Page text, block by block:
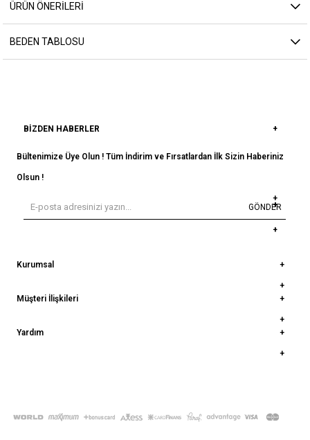
ÜRÜN ÖNERILERI
BEDEN TABLOSU
BIZDEN HABERLER
Bültenimize Üye Olun ! Tüm İndirim ve Fırsatlardan İlk Sizin Haberiniz
Olsun !
GÖNDER
Kurumsal
Müşteri İlişkileri
Yardım